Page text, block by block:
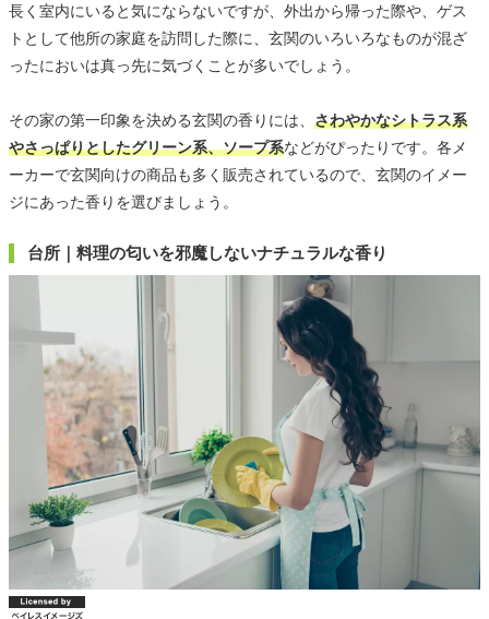
長く室内にいると気にならないですが、外出から帰った際や、ゲス
トとして他所の家庭を訪問した際に、玄関のいろいろなものが混ざ
ったにおいは真っ先に気づくことが多いでしょう。
その家の第一印象を決める玄関の香りには、 さわやかなシトラス系
やさっぱりとしたグリーン系、ソープ系などがぴったりです。各メ
ーカーで玄関向けの商品も多く販売されているので、玄関のイメー
ジにあった香りを選びましょう。
台所｜料理の匂いを邪魔しないナチュラルな香り